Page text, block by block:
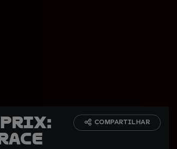
Prix:
COMPARTILHAR